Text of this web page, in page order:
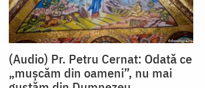
(Audio) Pr. Petru Cernat: Odată ce
„mușcăm din oameni”, nu mai